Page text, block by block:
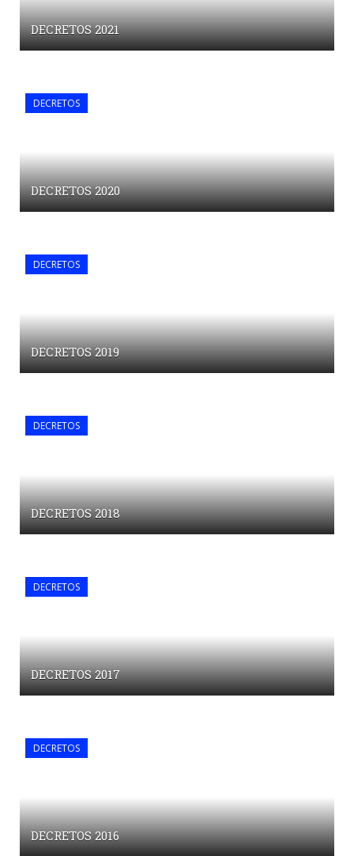
DECRETOS 2021
DECRETOS
DECRETOS 2020
DECRETOS
DECRETOS 2019
DECRETOS
DECRETOS 2018
DECRETOS
DECRETOS 2017
DECRETOS
DECRETOS 2016